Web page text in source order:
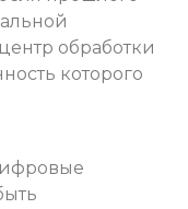
обработки
которого